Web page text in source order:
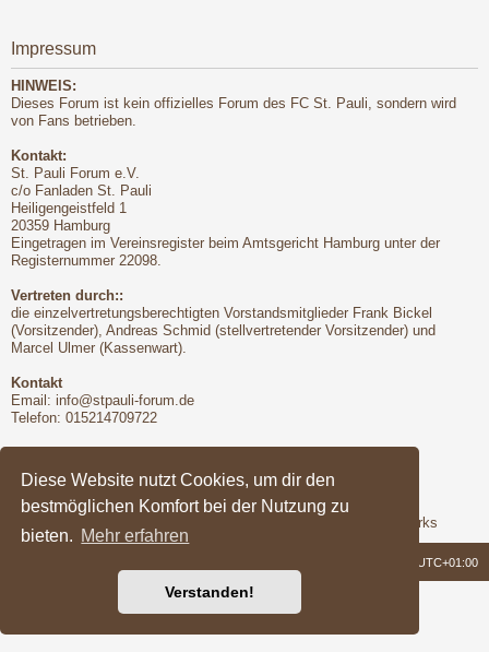
Diese Website nutzt Cookies, um dir den
bestmöglichen Komfort bei der Nutzung zu
bieten. Mehr erfahren
Verstanden!
Impressum
HINWEIS:
Dieses Forum ist kein offizielles Forum des FC St. Pauli, sondern wird
von Fans betrieben.
Kontakt:
St. Pauli Forum e.V.
c/o Fanladen St. Pauli
Heiligengeistfeld 1
20359 Hamburg
Eingetragen im Vereinsregister beim Amtsgericht Hamburg unter der
Registernummer 22098.
Vertreten durch::
die einzelvertretungsberechtigten Vorstandsmitglieder Frank Bickel
(Vorsitzender), Andreas Schmid (stellvertretender Vorsitzender) und
Marcel Ulmer (Kassenwart).
Kontakt
Email: info@stpauli-forum.de
Telefon: 015214709722
Hinsichtlich der Nutzungsbedingungen gilt unser Disclaimer
Support
Das Forum wird freundlicherweise unterstützt von Q-MEX Networks
UTC+01:00
Powered byphpBB® Forum Software © phpBB Limited